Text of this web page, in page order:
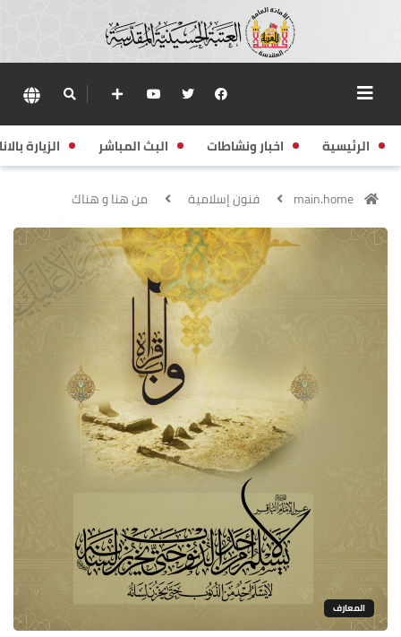
الرئيسية اخبار ونشاطات البث المباشر الزيارة
main.home فنون إسلامية من هنا و هناك
المعارف